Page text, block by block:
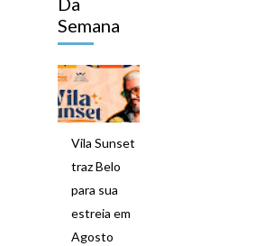
Semana
Vila Sunset
traz Belo
para sua
estreia em
Agosto